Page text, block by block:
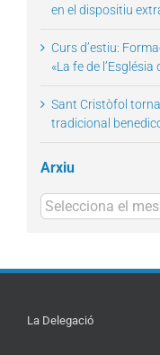
en el dispositiu
Curs d’estiu:
«La fe de
Sant Cristòfol
tradicional
Arxiu
Arxius
La Delegació